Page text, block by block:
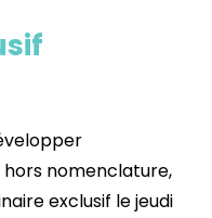
nomenclature,
exclusif le jeudi